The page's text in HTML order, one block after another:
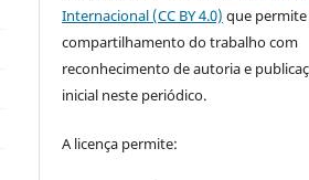
Internacional (CC BY 4.0) que
compartilhamento do trabalho com
reconhecimento de autoria e
inicial neste periódico.
A licença permite: